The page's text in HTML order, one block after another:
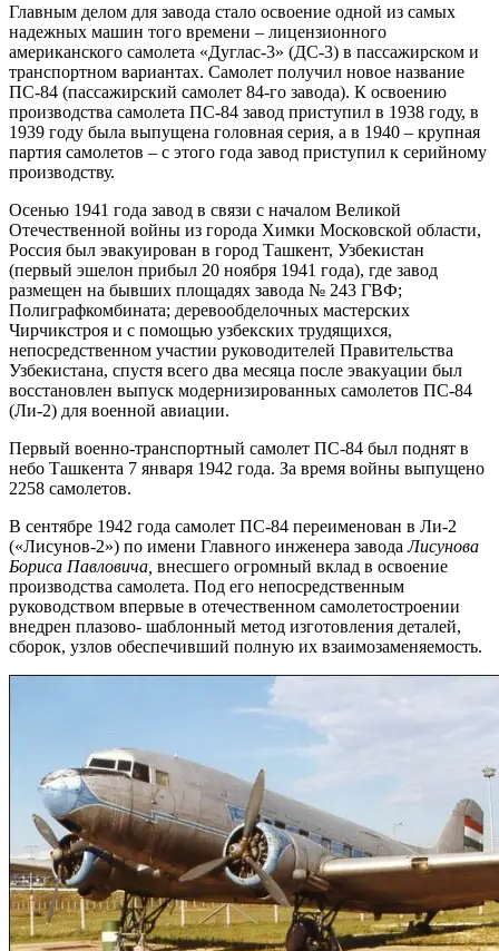
Главным делом для завода стало освоение одной из самых
надежных машин того времени – лицензионного
американского самолета «Дуглас-3» (ДС-3) в пассажирском и
транспортном вариантах. Самолет получил новое название
ПС-84 (пассажирский самолет 84-го завода). К освоению
производства самолета ПС-84 завод приступил в 1938 году, в
1939 году была выпущена головная серия, а в 1940 – крупная
партия самолетов – с этого года завод приступил к серийному
производству.
Осенью 1941 года завод в связи с началом Великой
Отечественной войны из города Химки Московской области,
Россия был эвакуирован в город Ташкент, Узбекистан
(первый эшелон прибыл 20 ноября 1941 года), где завод
размещен на бывших площадях завода № 243 ГВФ;
Полиграфкомбината; деревообделочных мастерских
Чирчикстроя и с помощью узбекских трудящихся,
непосредственном участии руководителей Правительства
Узбекистана, спустя всего два месяца после эвакуации был
восстановлен выпуск модернизированных самолетов ПС-84
(Ли-2) для военной авиации.
Первый военно-транспортный самолет ПС-84 был поднят в
небо Ташкента 7 января 1942 года. За время войны выпущено
2258 самолетов.
В сентябре 1942 года самолет ПС-84 переименован в Ли-2
(«Лисунов-2») по имени Главного инженера заводаЛисунова
Бориса Павловича, внесшего огромный вклад в освоение
производства самолета. Под его непосредственным
руководством впервые в отечественном самолетостроении
внедрен плазово- шаблонный метод изготовления деталей,
сборок, узлов обеспечивший полную их взаимозаменяемость.